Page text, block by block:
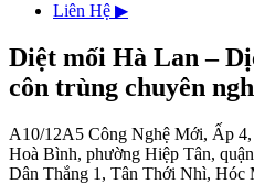
Liên Hệ ▶
Diệt mối Hà Lan –
côn trùng chuyên
A10/12A5 Công Nghệ Mới, Ấp
Hoà Bình, phường Hiệp Tân,
Dân Thắng 1, Tân Thới Nhì, Hóc